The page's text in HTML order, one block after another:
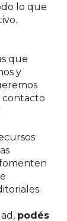
lo que
que
y
contacto
podés